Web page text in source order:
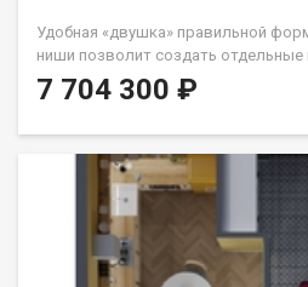
Удобная «двушка» правильной
ниши позволит создать отдельные
гостиной и спальни. Северо-
Сергиев Посад и м/р
7 704 300 ₽